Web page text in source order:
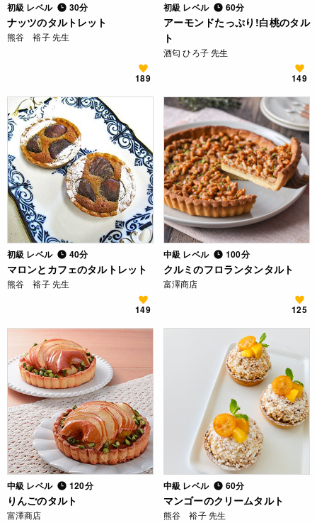
初級 レベル 30分
ナッツのタルトレット
熊谷 裕子 先生
189
初級 レベル 60分
アーモンドたっぷり!白桃のタル
ト
酒匂 ひろ子 先生
149
初級 レベル 40分
マロンとカフェのタルトレット
熊谷 裕子 先生
149
中級 レベル 100分
クルミのフロランタンタルト
富澤商店
125
中級 レベル 120分
りんごのタルト
富澤商店
中級 レベル 60分
マンゴーのクリームタルト
熊谷 裕子 先生